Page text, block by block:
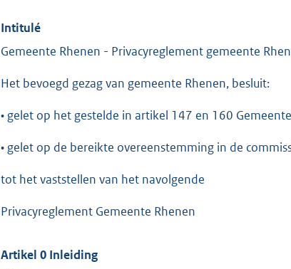
Intitulé
Gemeente Rhenen - Privacyreglement gemeente
Het bevoegd gezag van gemeente Rhenen, besluit:
• gelet op het gestelde in artikel 147 en 160
• gelet op de bereikte overeenstemming in de
tot het vaststellen van het navolgende
Privacyreglement Gemeente Rhenen
Artikel 0 Inleiding